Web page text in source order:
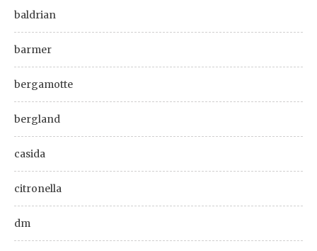
baldrian
barmer
bergamotte
bergland
casida
citronella
dm